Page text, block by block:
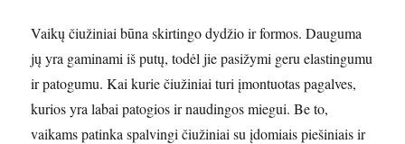
Vaikų čiužiniai būna skirtingo dydžio ir formos. Dauguma
jų yra gaminami iš putų, todėl jie pasižymi geru elastingumu
ir patogumu. Kai kurie čiužiniai turi įmontuotas pagalves,
kurios yra labai patogios ir naudingos miegui. Be to,
vaikams patinka spalvingi čiužiniai su įdomiais piešiniais ir